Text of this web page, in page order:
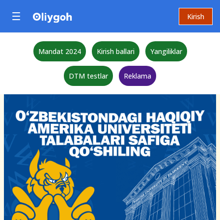
Kirish
Mandat 2024 Kirish ballari Yangiliklar
DTM testlar Reklama